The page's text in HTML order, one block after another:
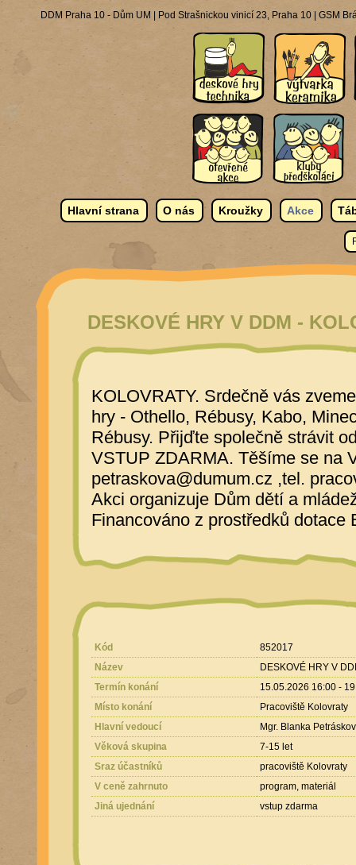
DDM Praha 10 - Dům UM | Pod Strašnickou vinicí 23, Praha 10 | GSM
Hlavní strana O nás Kroužky Akce
DESKOVÉ HRY V DDM -
KOLOVRATY. Srdečně vás
hry - Othello, Rébusy, Kabo,
Rébusy. Přijďte společně strávit
VSTUP ZDARMA. Těšíme se na
petraskova@dumum.cz ,tel.
Akci organizuje Dům dětí a
Financováno z prostředků
Kód
852017
Název
DESKOVÉ HRY V
Termín konání
15.05.2026 16:00 -
Místo konání
Pracoviště Kolovraty
Hlavní vedoucí
Mgr. Blanka
Věková skupina
7-15 let
Sraz účastníků
pracoviště Kolovraty
V ceně zahrnuto
program, materiál
Jiná ujednání
vstup zdarma